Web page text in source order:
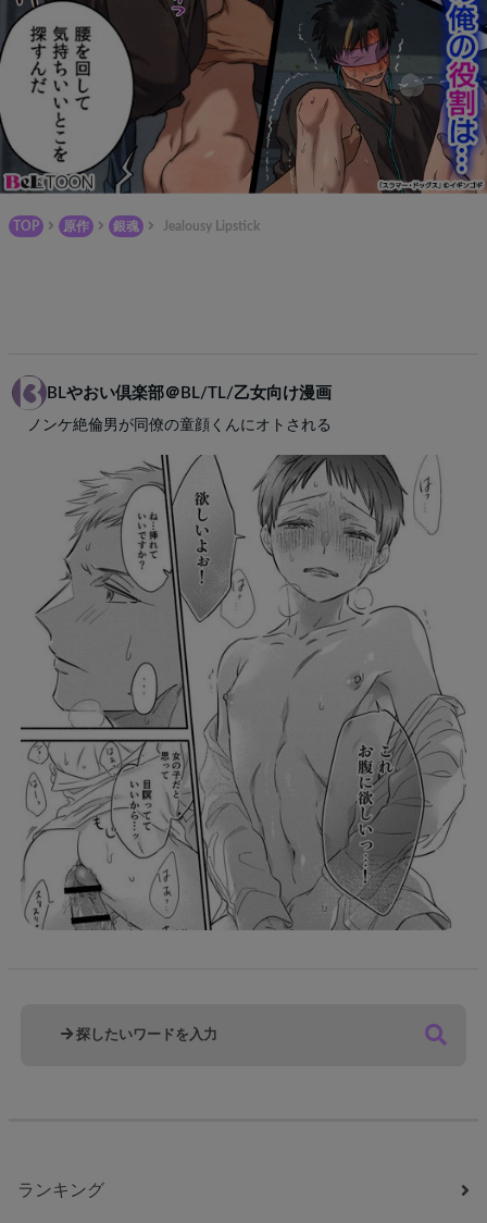
TOP 原作 銀魂 Jealousy Lipstick
BLやおい倶楽部＠BL/TL/乙女向け漫画
ノンケ絶倫男が同僚の童顔くんにオトされる
ランキング